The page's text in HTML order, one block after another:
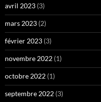
avril 2023 (3)
mars 2023 (2)
février 2023 (3)
novembre 2022 (1)
octobre 2022 (1)
septembre 2022 (3)